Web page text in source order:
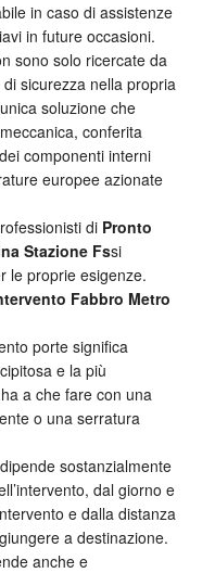
in caso di assistenze
in future occasioni.
sono solo ricercate da
sicurezza nella propria
soluzione che
conferita
componenti interni
europee azionate
di Pronto
Stazione Fssi
le proprie esigenze.
Fabbro Metro
porte significa
e la più
a che fare con una
o una serratura
sostanzialmente
dal giorno e
e dalla distanza
a destinazione.
anche e